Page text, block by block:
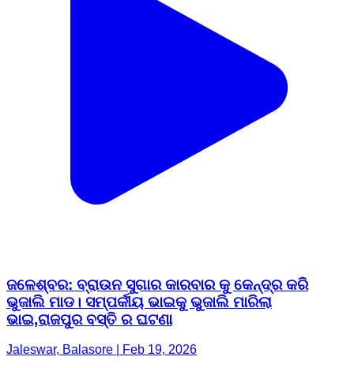
ଜଳେଶ୍ବର: ବ୍ରାଉନ ସୁଗାର କାରବାର କୁ କେନ୍ଦ୍ର କରି
ଭୁଜାଲି ମାଡ। ସମ୍ପର୍କୀୟ ଭାଇକୁ ଭୁଜାଲି ମାରିଲା
ଭାଇ,ରାଜପୁର ବସ୍ତି ର ଘଟଣା
Jaleswar, Balasore | Feb 19, 2026